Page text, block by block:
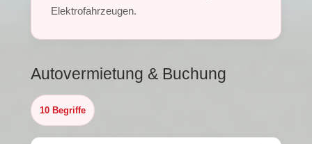
Elektrofahrzeugen.
Autovermietung & Buchung
10 Begriffe